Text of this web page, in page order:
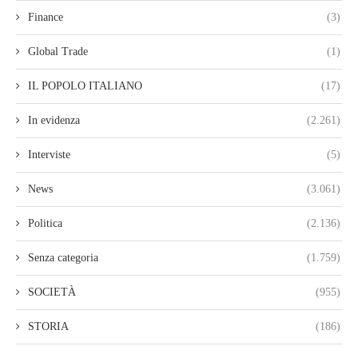
Finance (3)
Global Trade (1)
IL POPOLO ITALIANO (17)
In evidenza (2.261)
Interviste (5)
News (3.061)
Politica (2.136)
Senza categoria (1.759)
SOCIETÀ (955)
STORIA (186)